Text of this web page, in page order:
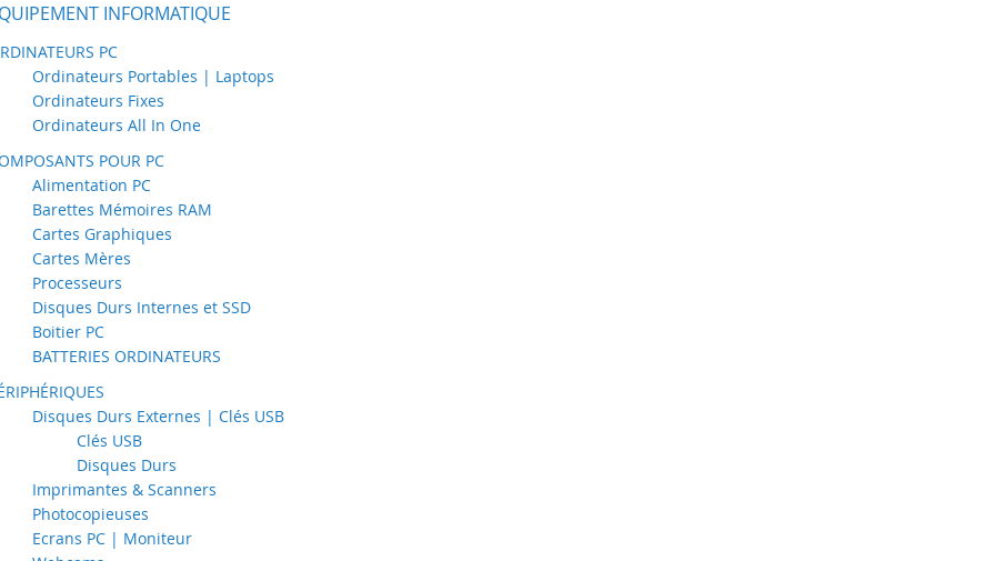
INFORMATIQUE
PC
Ordinateurs Portables | Laptops
Ordinateurs Fixes
Ordinateurs All In One
POUR PC
Alimentation PC
Barettes Mémoires RAM
Cartes Graphiques
Cartes Mères
Processeurs
Disques Durs Internes et SSD
Boitier PC
BATTERIES ORDINATEURS
Disques Durs Externes | Clés USB
Clés USB
Disques Durs
Imprimantes & Scanners
Photocopieuses
Ecrans PC | Moniteur